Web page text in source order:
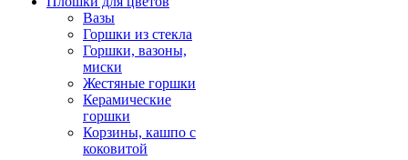
Вазы
Горшки из стекла
Горшки, вазоны,
миски
Жестяные горшки
Керамические
горшки
Корзины, кашпо с
коковитой